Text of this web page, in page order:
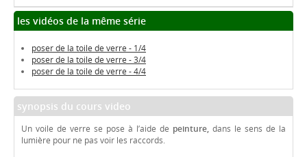
les vidéos de la même série
poser de la toile de verre - 1/4
poser de la toile de verre - 3/4
poser de la toile de verre - 4/4
synopsis du cours video
Un voile de verre se pose à l’aide de peinture, dans le sens de la
lumière pour ne pas voir les raccords.